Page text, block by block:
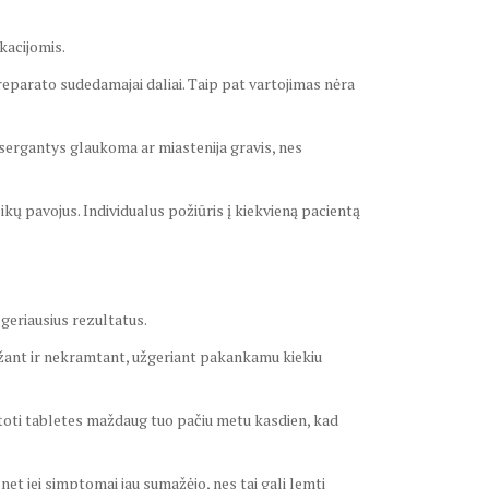
sudedamajai daliai. Taip pat vartojimas nėra
glaukoma ar miastenija gravis, nes
pavojus. Individualus požiūris į kiekvieną pacientą
rezultatus.
ir nekramtant, užgeriant pakankamu kiekiu
tabletes maždaug tuo pačiu metu kasdien, kad
jei simptomai jau sumažėjo, nes tai gali lemti